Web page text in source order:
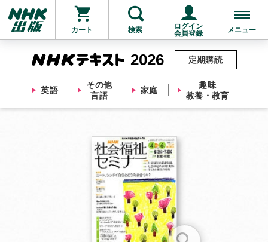
カート 検索
ログイン
会員登録
メニュー
2026
英語
その他
言語
家庭
趣味
教養・教育
定期購読
他にも商品を買う